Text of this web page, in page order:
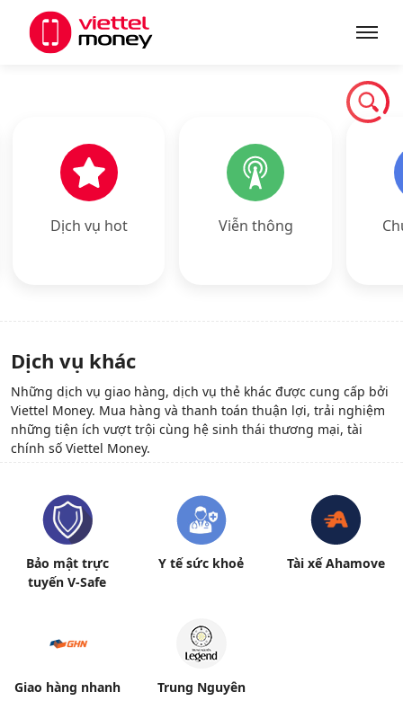
Sản phẩm
Dịch vụ
Khuyến mãi
Hỗ trợ
Dịch vụ hot Viễn thông
Dịch vụ khác
Những dịch vụ giao hàng, dịch vụ thẻ khác được cung cấp bởi
Viettel Money. Mua hàng và thanh toán thuận lợi, trải nghiệm
những tiện ích vượt trội cùng hệ sinh thái thương mại, tài
chính số Viettel Money.
Bảo mật trực
tuyến V-Safe
Y tế sức khoẻ Tài xế Ahamove
Giao hàng nhanh Trung Nguyên